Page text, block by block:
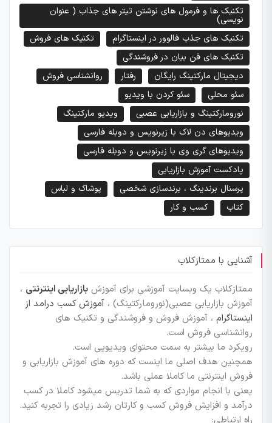
تکنیک ها و فرمول های نوشتن تیتر های جذاب ( عنوان
نویسی)
تکنیک های جذب فالوور در اینستاگرام
تکنیک های فروش
تکنیک های فن بیان در فروشندگی
دیجیتال مارکتینگ رایگان
رفتار
روانشناسی فروش
سئو محلی
سئو کردن با ویدیو
نورومارکتینگ و بازاریابی عصبی
ویدیو مارکتینگ
ویدیوهای دن لاک با زیرنویس و دوبله فارسی
ویدیوهای گری وی با زیرنویس و دوبله فارسی
پادکست آموزش بازاریابی
پرسنال برندینگ ، برندسازی شخصی
پوشاک و لباس
کتاب
کسب و کار
آشنایی با ممتازکلاب
ممتازکلاب یک وبسایت آموزشی برای آموزش بازاریابی اینترنتی ،
آموزش بازاریابی عصبی(نورومارکتینگ) ، آموزش کسب درامد از
اینستاگرام ، آموزش فروش و فروشندگی و تکنیک های
روانشناسی فروش است.
رویکرد ما بیشتر به سمت محتوای ویدیویی است.
همچنین هدف اصلی ما اینست که دوره های آموزش بازاریابی و
فروش اینترنتی ما کاملا عملی باشد.
یعنی با انجام مواردی که به شما تدریس میشود کاملا در کسب
درآمد و افزایش فروش کسب و کارتان رشد زیادی را تجربه کنید.